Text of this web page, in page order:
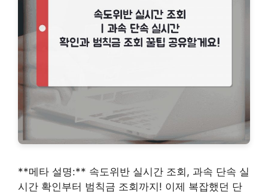
**메타 설명:** 속도위반 실시간 조회, 과속 단속 실
시간 확인부터 범칙금 조회까지! 이제 복잡했던 단